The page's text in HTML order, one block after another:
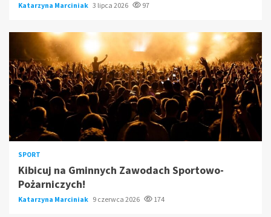
Katarzyna Marciniak 3 lipca 2026 97
SPORT
Kibicuj na Gminnych Zawodach Sportowo-
Pożarniczych!
Katarzyna Marciniak 9 czerwca 2026 174